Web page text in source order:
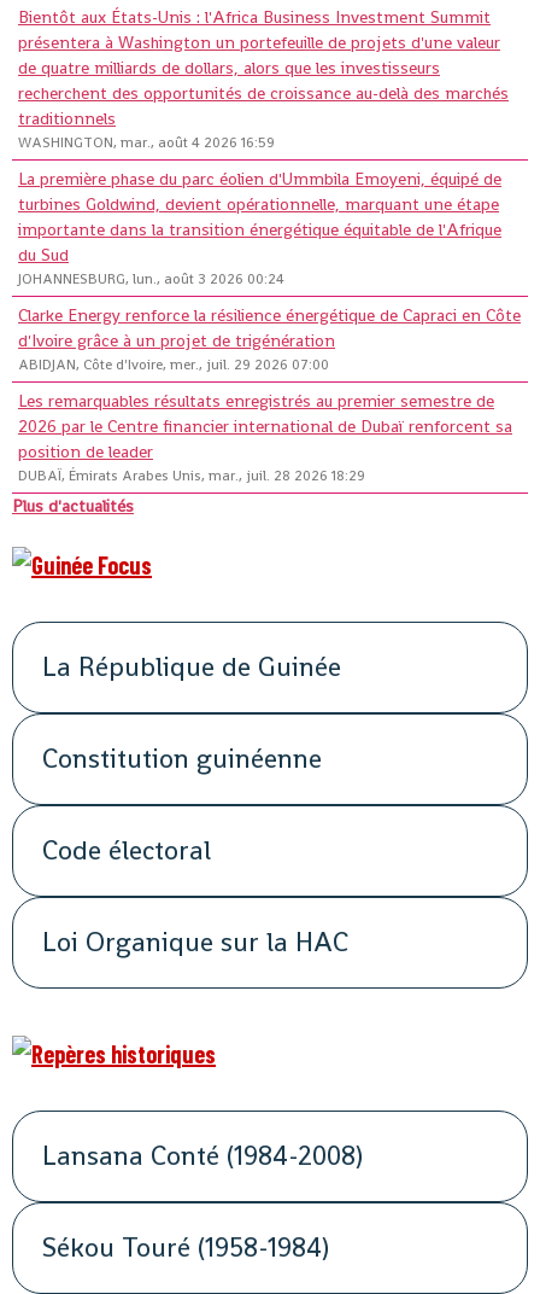
Bientôt aux États-Unis : l'Africa Business Investment Summit
présentera à Washington un portefeuille de projets d'une valeur
de quatre milliards de dollars, alors que les investisseurs
recherchent des opportunités de croissance au-delà des marchés
traditionnels
WASHINGTON, mar., août 4 2026 16:59
La première phase du parc éolien d'Ummbila Emoyeni, équipé de
turbines Goldwind, devient opérationnelle, marquant une étape
importante dans la transition énergétique équitable de l'Afrique
du Sud
JOHANNESBURG, lun., août 3 2026 00:24
Clarke Energy renforce la résilience énergétique de Capraci en Côte
d'Ivoire grâce à un projet de trigénération
ABIDJAN, Côte d'Ivoire, mer., juil. 29 2026 07:00
Les remarquables résultats enregistrés au premier semestre de
2026 par le Centre financier international de Dubaï renforcent sa
position de leader
DUBAÏ, Émirats Arabes Unis, mar., juil. 28 2026 18:29
Plus d'actualités
La République de Guinée
Constitution guinéenne
Code électoral
Loi Organique sur la HAC
Lansana Conté (1984-2008)
Sékou Touré (1958-1984)